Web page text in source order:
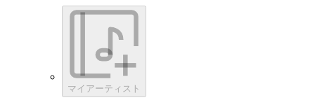
マイアーティスト